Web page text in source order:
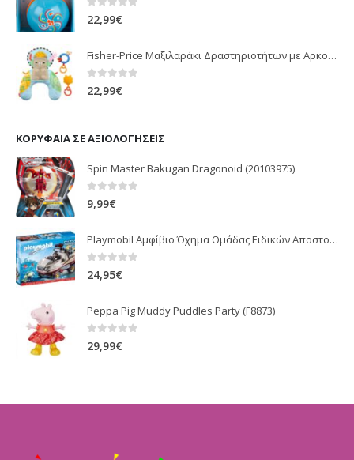
0 out of 5
22,99€
Fisher-Price Μαξιλαράκι Δραστηριοτήτων με Αρκουδάκι (JHB44)
0 out of 5
22,99€
ΚΟΡΥΦΑΊΑ ΣΕ ΑΞΙΟΛΟΓΉΣΕΙΣ
Spin Master Bakugan Dragonoid (20103975)
0 out of 5
9,99€
Playmobil Αμφίβιο Όχημα Ομάδας Ειδικών Αποστολών 9364
0 out of 5
24,95€
Peppa Pig Muddy Puddles Party (F8873)
0 out of 5
29,99€